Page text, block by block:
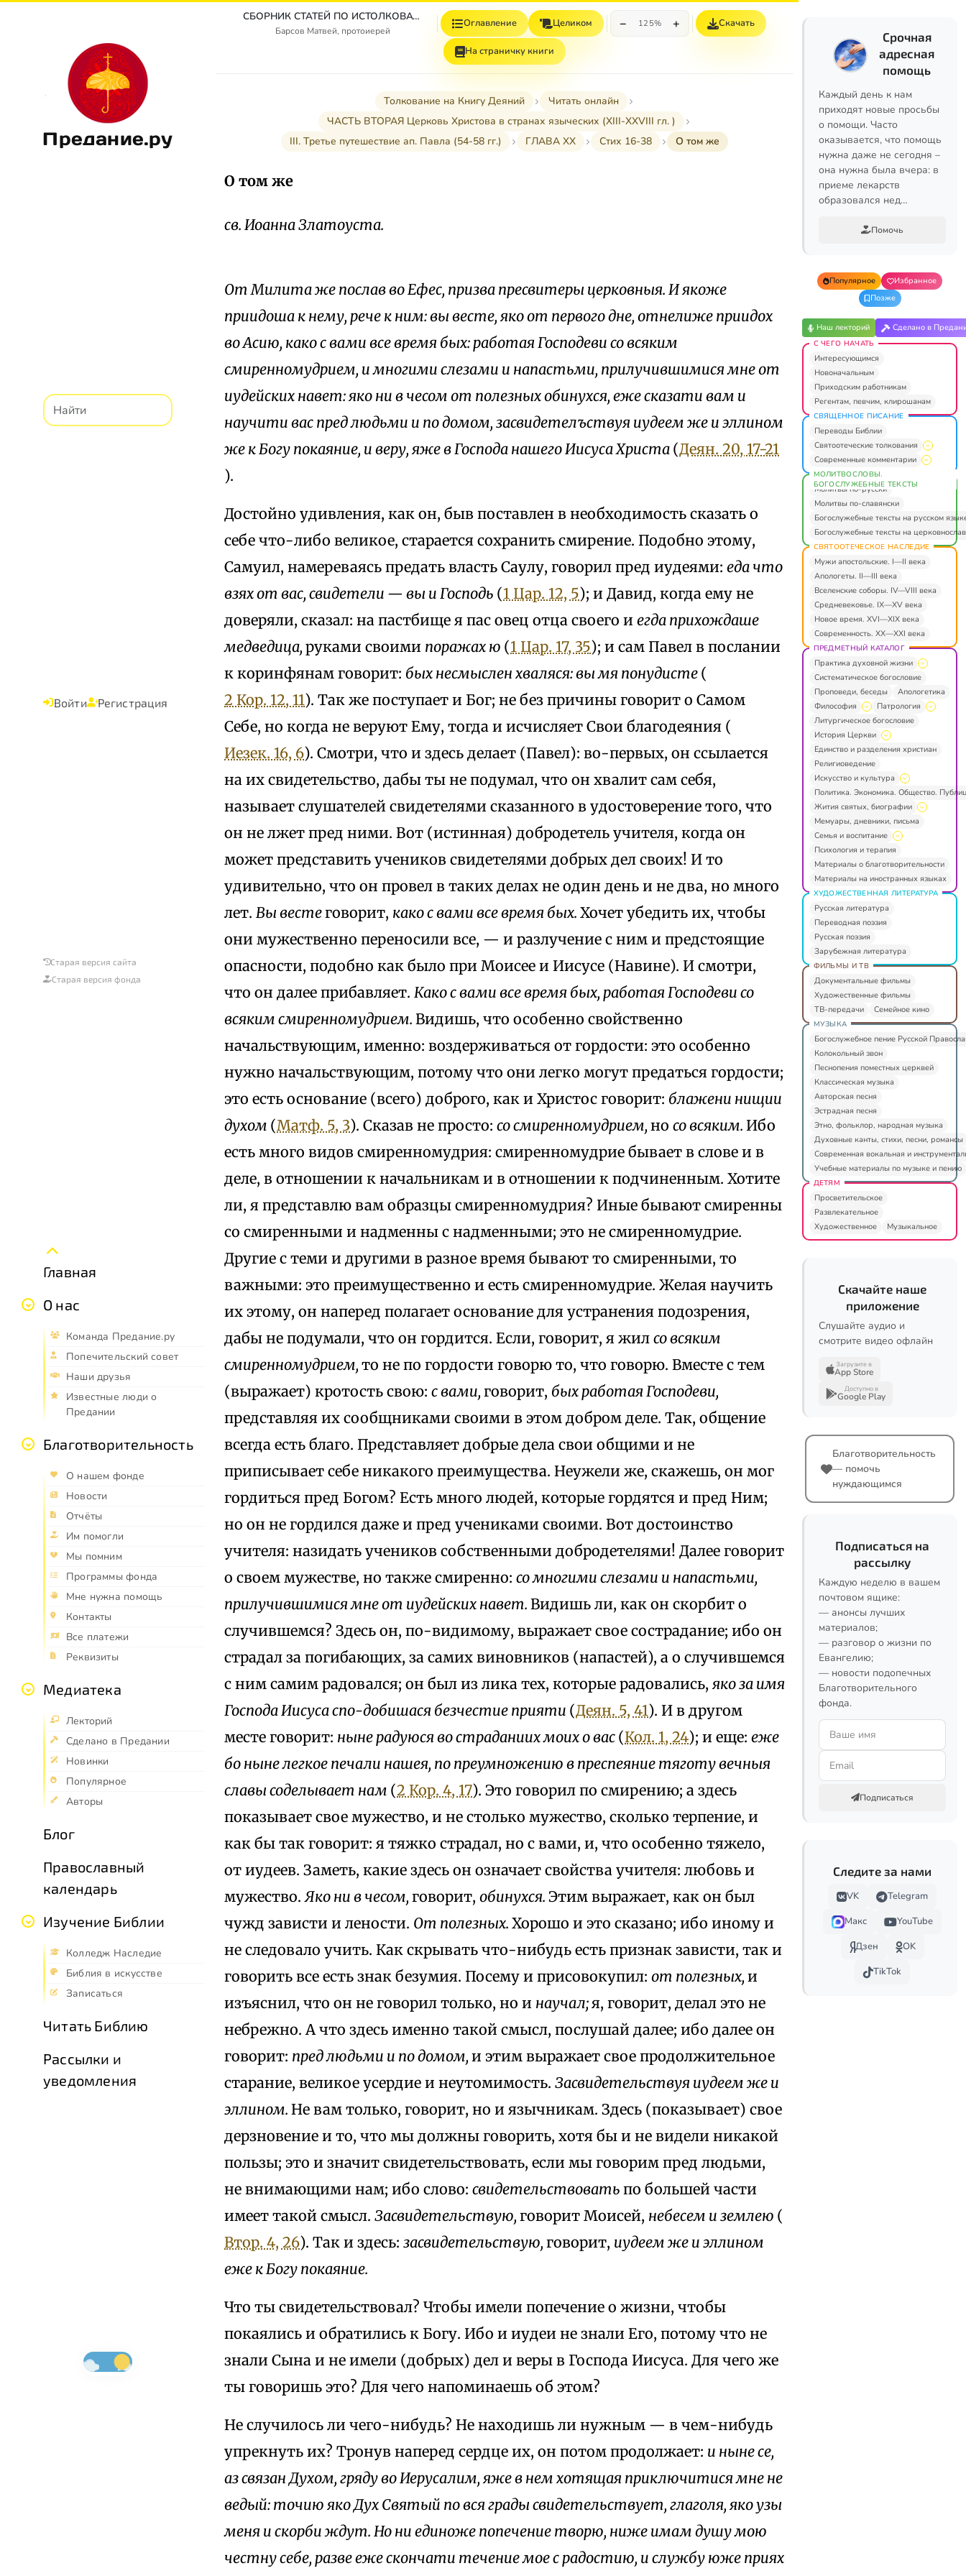
Предание.ру
Войти Регистрация
Старая версия сайта
Старая версия фонда
Главная
О нас
Команда Предание.ру
Попечительский совет
Наши друзья
Известные люди о
Предании
Благотворительность
О нашем фонде
Новости
Отчёты
Им помогли
Мы помним
Программы фонда
Мне нужна помощь
Контакты
Все платежи
Реквизиты
Медиатека
Лекторий
Сделано в Предании
Новинки
Популярное
Авторы
Блог
Православный
календарь
Изучение Библии
Колледж Наследие
Библия в искусстве
Записаться
Читать Библию
Рассылки и
уведомления
СБОРНИК СТАТЕЙ ПО ИСТОЛКОВАТЕЛЬНОМУ И НАЗИДАТЕЛЬНОМУ ЧТЕНИЮ ДЕЯНИЙ СВЯТЫХ АПОСТОЛОВ
Барсов Матвей, протоиерей
Оглавление Целиком − 125% + Скачать
На страничку книги
Толкование на Книгу Деяний
Читать онлайн
ЧАСТЬ ВТОРАЯ Церковь Христова в странах языческих (XIII-XXVIII гл. )
III. Третье путешествие ап. Павла (54-58 гг.)
ГЛАВА XX Стих 16-38 О том же
О том же
cв. Иоанна Златоуста.
От Милита же послав во Ефес, призва пресвитеры церковныя. И якоже
приидоша к нему, рече к ним: вы весте, яко от первого дне, отнелиже приидох
во Асию, како с вами все время бых: работая Господеви со всяким
смиренномудрием, и многими слезами и напастьми, прилучившимися мне от
иудейских навет: яко ни в чесом от полезных обинухся, еже сказати вам и
научити вас пред людьми и по домом, засвидетелъствуя иудеем же и эллином
же к Богу покаяние, и веру, яже в Господа нашего Иисуса Христа (Деян. 20, 17-21
).
Достойно удивления, как он, быв поставлен в необходимость сказать о
себе что-либо великое, старается сохранить смирение. Подобно этому,
Самуил, намереваясь предать власть Саулу, говорил пред иудеями: еда что
взях от вас, свидетели — вы и Господь (1 Цар. 12, 5); и Давид, когда ему не
доверяли, сказал: на пастбище я пас овец отца своего и егда прихождаше
медведица, руками своими поражах ю (1 Цар. 17, 35); и сам Павел в послании
к коринфянам говорит: бых несмыслен хваляся: вы мя понудисте (
2 Кор. 12, 11). Так же поступает и Бог; не без причины говорит о Самом
Себе, но когда не веруют Ему, тогда и исчисляет Свои благодеяния (
Иезек. 16, 6). Смотри, что и здесь делает (Павел): во-первых, он ссылается
на их свидетельство, дабы ты не подумал, что он хвалит сам себя,
называет слушателей свидетелями сказанного в удостоверение того, что
он не лжет пред ними. Вот (истинная) добродетель учителя, когда он
может представить учеников свидетелями добрых дел своих! И то
удивительно, что он провел в таких делах не один день и не два, но много
лет. Вы вестеговорит, како с вами все время бых. Хочет убедить их, чтобы
они мужественно переносили все, — и разлучение с ним и предстоящие
опасности, подобно как было при Моисее и Иисусе (Навине). И смотри,
что он далее прибавляет. Како с вами все время бых, работая Господеви со
всяким смиренномудрием. Видишь, что особенно свойственно
начальствующим, именно: воздерживаться от гордости: это особенно
нужно начальствующим, потому что они легко могут предаться гордости;
это есть основание (всего) доброго, как и Христос говорит: блажени нищии
духом (Матф. 5, 3). Сказав не просто: со смиренномудрием, но со всяким. Ибо
есть много видов смиренномудрия: смиренномудрие бывает в слове и в
деле, в отношении к начальникам и в отношении к подчиненным. Хотите
ли, я представлю вам образцы смиренномудрия? Иные бывают смиренны
со смиренными и надменны с надменными; это не смиренномудрие.
Другие с теми и другими в разное время бывают то смиренными, то
важными: это преимущественно и есть смиренномудрие. Желая научить
их этому, он наперед полагает основание для устранения подозрения,
дабы не подумали, что он гордится. Если, говорит, я жил со всяким
смиренномудрием, то не по гордости говорю то, что говорю. Вместе с тем
(выражает) кротость свою: с вами, говорит, бых работая Господеви,
представляя их сообщниками своими в этом добром деле. Так, общение
всегда есть благо. Представляет добрые дела свои общими и не
приписывает себе никакого преимущества. Неужели же, скажешь, он мог
гордиться пред Богом? Есть много людей, которые гордятся и пред Ним;
но он не гордился даже и пред учениками своими. Вот достоинство
учителя: назидать учеников собственными добродетелями! Далее говорит
о своем мужестве, но также смиренно: со многими слезами и напастьми,
прилучившимися мне от иудейских навет. Видишь ли, как он скорбит о
случившемся? Здесь он, по-видимому, выражает свое сострадание; ибо он
страдал за погибающих, за самих виновников (напастей), а о случившемся
с ним самим радовался; он был из лика тех, которые радовались, яко за имя
Господа Иисуса спо-добишася безчестие прияти (Деян. 5, 41). И в другом
месте говорит: ныне радуюся во страданиих моих о вас (Кол. 1, 24); и еще: еже
бо ныне легкое печали нашея, по преумножению в преспеяние тяготу вечныя
славы соделывает нам (2 Кор. 4, 17). Это говорил по смирению; а здесь
показывает свое мужество, и не столько мужество, сколько терпение, и
как бы так говорит: я тяжко страдал, но с вами, и, что особенно тяжело,
от иудеев. Заметь, какие здесь он означает свойства учителя: любовь и
мужество. Яко ни в чесом, говорит, обинухся. Этим выражает, как он был
чужд зависти и лености. От полезных. Хорошо и это сказано; ибо иному и
не следовало учить. Как скрывать что-нибудь есть признак зависти, так и
говорить все есть знак безумия. Посему и присовокупил: от полезных, и
изъяснил, что он не говорил только, но и научал;я, говорит, делал это не
небрежно. А что здесь именно такой смысл, послушай далее; ибо далее он
говорит: пред людьми и по домом, и этим выражает свое продолжительное
старание, великое усердие и неутомимость. Засвидетельствуя иудеем же и
эллином. Не вам только, говорит, но и язычникам. Здесь (показывает) свое
дерзновение и то, что мы должны говорить, хотя бы и не видели никакой
пользы; это и значит свидетельствовать, если мы говорим пред людьми,
не внимающими нам; ибо слово: свидетельствовать по большей части
имеет такой смысл. Засвидетельствую, говорит Моисей, небесем и землею (
Втор. 4, 26). Так и здесь: засвидетельствую, говорит, иудеем же и эллином
еже к Богу покаяние.
Что ты свидетельствовал? Чтобы имели попечение о жизни, чтобы
покаялись и обратились к Богу. Ибо и иудеи не знали Его, потому что не
знали Сына и не имели (добрых) дел и веры в Господа Иисуса. Для чего же
ты говоришь это? Для чего напоминаешь об этом?
Не случилось ли чего-нибудь? Не находишь ли нужным — в чем-нибудь
упрекнуть их? Тронув наперед сердце их, он потом продолжает: и ныне ce,
аз связан Духом, гряду во Иерусалим, яже в нем хотящая приключитися мне не
ведый: точию яко Дух Святый по вся грады свидетельствует, глаголя, яко узы
меня и скорби ждут. Но ни единоже попечение творю, ниже имам душу мою
честну себе, разве еже скончати течение мое с радостию, и службу юже приях
Срочная
адресная
помощь
Каждый день к нам
приходят новые просьбы
о помощи. Часто
оказывается, что помощь
нужна даже не сегодня –
она нужна была вчера: в
приеме лекарств
образовался нед…
Помочь
Популярное
Избранное
Позже
Наш лекторий Сделано в
С ЧЕГО НАЧАТЬ
Интересующимся
Новоначальным
Приходским работникам
Регентам, певчим, клирошанам
СВЯЩЕННОЕ ПИСАНИЕ
Переводы Библии
Святоотеческие толкования
Современные комментарии
МОЛИТВОСЛОВЫ.
БОГОСЛУЖЕБНЫЕ ТЕКСТЫ
Молитвы по-русски
Молитвы по-славянски
Богослужебные тексты на русском
Богослужебные тексты на
СВЯТООТЕЧЕСКОЕ НАСЛЕДИЕ
Мужи апостольские. I—II века
Апологеты. II—III века
Вселенские соборы. IV—VIII века
Средневековье. IX—XV века
Новое время. XVI—XIX века
Современность. XX—XXI века
ПРЕДМЕТНЫЙ КАТАЛОГ
Практика духовной жизни
Систематическое богословие
Проповеди, беседы
Апологетика
Философия
Патрология
Литургическое богословие
История Церкви
Единство и разделения христиан
Религиоведение
Искусство и культура
Политика. Экономика. Общество.
Жития святых, биографии
Мемуары, дневники, письма
Семья и воспитание
Психология и терапия
Материалы о благотворительности
Материалы на иностранных языках
ХУДОЖЕСТВЕННАЯ ЛИТЕРАТУРА
Русская литература
Переводная поэзия
Русская поэзия
Зарубежная литература
ФИЛЬМЫ И ТВ
Документальные фильмы
Художественные фильмы
ТВ-передачи
Семейное кино
МУЗЫКА
Богослужебное пение Русской
Колокольный звон
Песнопения поместных церквей
Классическая музыка
Авторская песня
Эстрадная песня
Этно, фольклор, народная музыка
Духовные канты, стихи, песни, романсы
Современная вокальная и
Учебные материалы по музыке и пению
ДЕТЯМ
Просветительское
Развлекательное
Художественное
Музыкальное
Скачайте наше
приложение
Слушайте аудио и
смотрите видео офлайн
Загрузите в
App Store
Доступно в
Google Play
Благотворительность
— помочь
нуждающимся
Подписаться на
рассылку
Каждую неделю в вашем
почтовом ящике:
— анонсы лучших
материалов;
— разговор о жизни по
Евангелию;
— новости подопечных
Благотворительного
фонда.
Подписаться
Следите за нами
VK
Telegram
Макс
YouTube
Дзен
OK
TikTok